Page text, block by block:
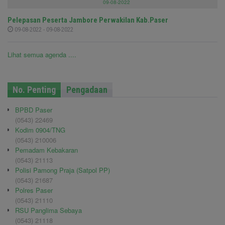
09-08-2022
Pelepasan Peserta Jambore Perwakilan Kab.Paser
09-08-2022 - 09-08-2022
Lihat semua agenda ....
No. Penting Pengadaan
BPBD Paser
(0543) 22469
Kodim 0904/TNG
(0543) 210006
Pemadam Kebakaran
(0543) 21113
Polisi Pamong Praja (Satpol PP)
(0543) 21687
Polres Paser
(0543) 21110
RSU Panglima Sebaya
(0543) 21118